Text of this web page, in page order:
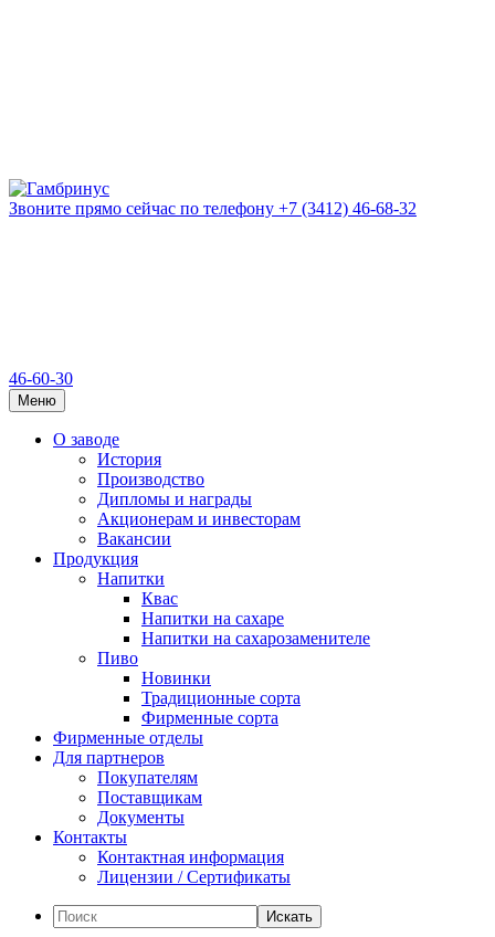
Звоните прямо сейчас по телефону +7 (3412) 46-68-32
46-60-30
Меню
О заводе
История
Производство
Дипломы и награды
Акционерам и инвесторам
Вакансии
Продукция
Напитки
Квас
Напитки на сахаре
Напитки на сахарозаменителе
Пиво
Новинки
Традиционные сорта
Фирменные сорта
Фирменные отделы
Для партнеров
Покупателям
Поставщикам
Документы
Контакты
Контактная информация
Лицензии / Сертификаты
Искать